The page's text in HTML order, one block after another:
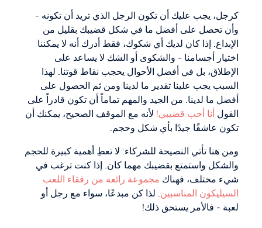
كرجل، يجب عليك أن تكون الرجل الذي تريد أن تكونه -
وأن تحصل على أفضل ما في شكل قضيبك بقليل من
الإبداع. إذا كان لديك أي شكوك، فقط أدرك أنه لا يمكننا
اختيار أجسامنا - والشكوى أو الشك لا يساعد على
الإطلاق، بل في أفضل الأحوال يحجب نقاط قوتنا. لهذا
السبب يجب علينا تقدير ما لدينا ومن ثم الحصول على
أفضل ما لدينا. من الجيد والمهم تماماً أن تكون قادراً على
القول أنا أحب قضيبي! لأنه مع الموقف الصحيح، يمكنك أن
تكون عاشقًا جيدًا بأي شكل وحجم.
ومن هنا تأتي النصيحة للشركاء: لا تعطِ أهمية كبيرة للحجم
والشكل واستمتع بقضيبك مهما كان. إذا كنت ترغب في
شيء مختلف، فهناك مجموعة رائعة من رفقاء اللعب
السيليكون المناسبين. لذا كن مبدعًا، سواء مع رجل أو
لعبة - فالأمر يستحق ذلك!